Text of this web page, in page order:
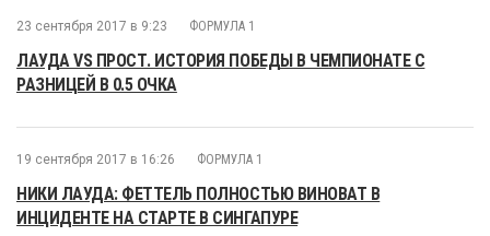
23 сентября 2017 в 9:23 ФОРМУЛА 1
ЛАУДА VS ПРОСТ. ИСТОРИЯ ПОБЕДЫ В ЧЕМПИОНАТЕ С
РАЗНИЦЕЙ В 0.5 ОЧКА
19 сентября 2017 в 16:26 ФОРМУЛА 1
НИКИ ЛАУДА: ФЕТТЕЛЬ ПОЛНОСТЬЮ ВИНОВАТ В
ИНЦИДЕНТЕ НА СТАРТЕ В СИНГАПУРЕ